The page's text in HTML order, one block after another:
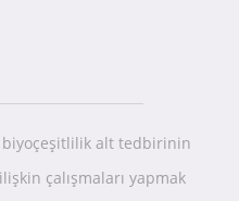
biyoçeşitlilik alt tedbirinin
çalışmaları yapmak